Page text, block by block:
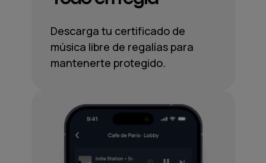
Descarga tu certificado de
música libre de regalías para
mantenerte protegido.